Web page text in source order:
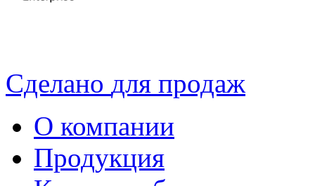
Сделано для продаж
О компании
Продукция